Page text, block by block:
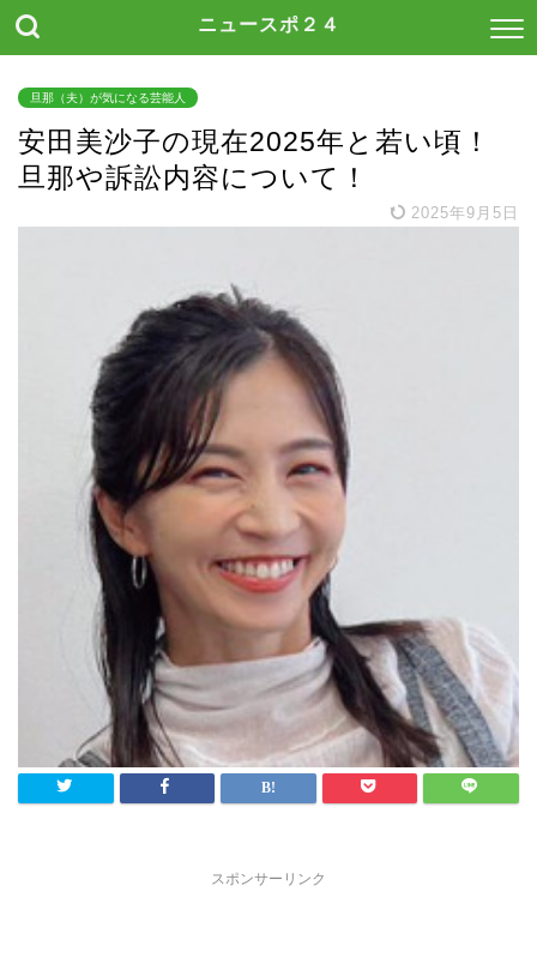
ニュースポ２４
旦那（夫）が気になる芸能人
安田美沙子の現在2025年と若い頃！
旦那や訴訟内容について！
2025年9月5日
スポンサーリンク